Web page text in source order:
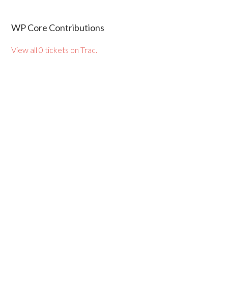
WP Core Contributions
View all 0 tickets on Trac.